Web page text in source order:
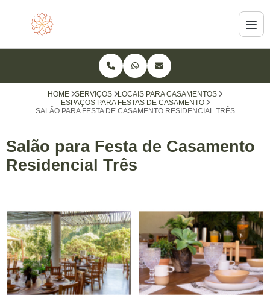
HOME SERVIÇOS
LOCAIS PARA CASAMENTOS
ESPAÇOS PARA FESTAS DE CASAMENTO
SALÃO PARA FESTA DE CASAMENTO RESIDENCIAL TRÊS
Salão para Festa de Casamento
Residencial Três